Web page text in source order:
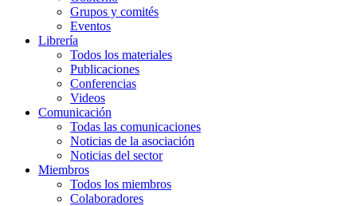
Grupos y comités
Eventos
Librería
Todos los materiales
Publicaciones
Conferencias
Videos
Comunicación
Todas las comunicaciones
Noticias de la asociación
Noticias del sector
Miembros
Todos los miembros
Colaboradores